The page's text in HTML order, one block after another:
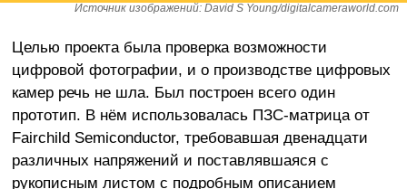
Источник изображений: David S Young/digitalcameraworld.com
Целью проекта была проверка возможности
цифровой фотографии, и о производстве цифровых
камер речь не шла. Был построен всего один
прототип. В нём использовалась ПЗС-матрица от
Fairchild Semiconductor, требовавшая двенадцати
различных напряжений и поставлявшаяся с
рукописным листом с подробным описанием